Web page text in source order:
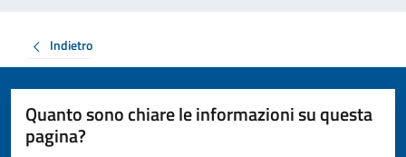
Indietro
Quanto sono chiare le informazioni su questa
pagina?